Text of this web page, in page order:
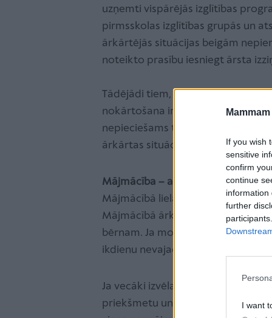
If you wish
sensitive
confirm
continue
information
further
I want
uzņemti vispārējās izglītības
pirmsskolas izglītības grupās un
ārkārtējās situācijas beigām
noteikto prasību iesniegt ārsta
Tādējādi tiem, kuri vēlas īslaicīgi
nokārtošana ir krietni atvieglota.
nepieciešams tikai vecāka
ārkārtas situācijas būs
Mājmācība – augsti motivētiem
Mājmācībā lielākā atbildības daļa
Mājmācībā ārkārtīgi svarīgi, lai
bērnam. Ja motivācijas nav un
ikdienu nevajadzētu pakārtot
Ja vecāki izvēlas mājmācību, ir
priekšmetu un kāda būs ģimenes